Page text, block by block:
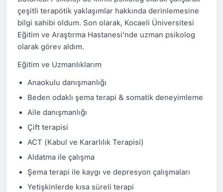
çeşitli terapötik yaklaşımlar hakkında derinlemesine
bilgi sahibi oldum. Son olarak, Kocaeli Üniversitesi
Eğitim ve Araştırma Hastanesi’nde uzman psikolog
olarak görev aldım.
Eğitim ve Uzmanlıklarım
Anaokulu danışmanlığı
Beden odaklı şema terapi & somatik deneyimleme
Aile danışmanlığı
Çift terapisi
ACT (Kabul ve Kararlılık Terapisi)
Aldatma ile çalışma
Şema terapi ile kaygı ve depresyon çalışmaları
Yetişkinlerde kısa süreli terapi